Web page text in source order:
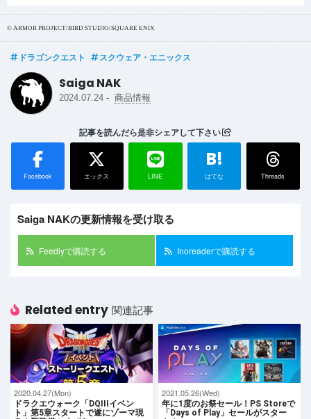
© ARMOR PROJECT/BIRD STUDIO/SQUARE ENIX
ドラゴンクエスト スクウェア・エニックス
Saiga NAK
2024.07.24 - 商品情報
記事を読んだら是非シェアして下さい
Facebook エックス LINE
B!
はてな Threads
Saiga NAKの更新情報を受け取る
Feedlyで購読する Inoreaderで購読する
Related entry 関連記事
2020.04.27(Mon)
ドラクエウォーク「DQIIIイベン
ト」第5章スタートで遂にゾーマ現
2021.05.26(Wed)
年に1度のお祭セール！PS Storeで
「Days of Play」セールがスター